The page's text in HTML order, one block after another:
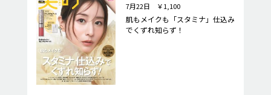
7月22日 ￥1,100
肌もメイクも「スタミナ」仕込み
でくずれ知らず！